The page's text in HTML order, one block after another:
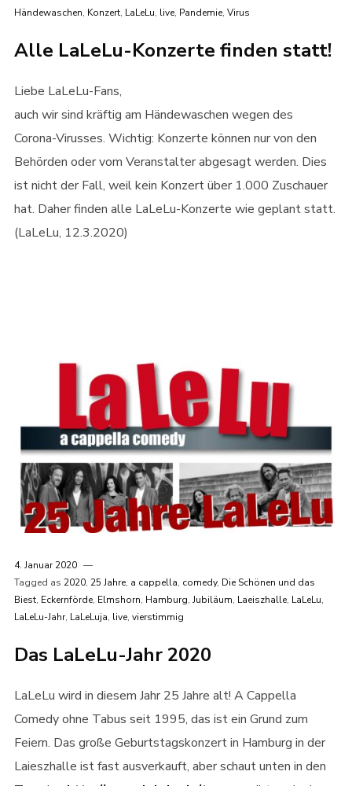
Händewaschen, Konzert, LaLeLu, live, Pandemie, Virus
Alle LaLeLu-Konzerte finden statt!
Liebe LaLeLu-Fans,
auch wir sind kräftig am Händewaschen wegen des
Corona-Virusses. Wichtig: Konzerte können nur von den
Behörden oder vom Veranstalter abgesagt werden. Dies
ist nicht der Fall, weil kein Konzert über 1.000 Zuschauer
hat. Daher finden alle LaLeLu-Konzerte wie geplant statt.
(LaLeLu, 12.3.2020)
4. Januar 2020
Tagged as 2020, 25 Jahre, a cappella, comedy, Die Schönen und das
Biest, Eckernförde, Elmshorn, Hamburg, Jubiläum, Laeiszhalle, LaLeLu,
LaLeLu-Jahr, LaLeLuja, live, vierstimmig
Das LaLeLu-Jahr 2020
LaLeLu wird in diesem Jahr 25 Jahre alt! A Cappella
Comedy ohne Tabus seit 1995, das ist ein Grund zum
Feiern. Das große Geburtstagskonzert in Hamburg in der
Laieszhalle ist fast ausverkauft, aber schaut unten in den